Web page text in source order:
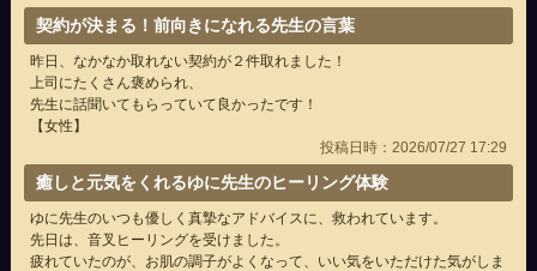
契約が決まる！前向きになれる先生の言葉
昨日、なかなか取れない契約が２件取れました！
上司にたくさん褒められ、
先生に話聞いてもらっていて良かったです！
【女性】
投稿日時：2026/07/27 17:29
癒しと元気をくれるゆに先生のヒーリング体験
ゆに先生のいつも優しく真摯なアドバイスに、救われています。
先日は、音叉ヒーリングを受けました。
疲れていたのが、お肌の調子がよくなって、いい気をいただけた気がしま